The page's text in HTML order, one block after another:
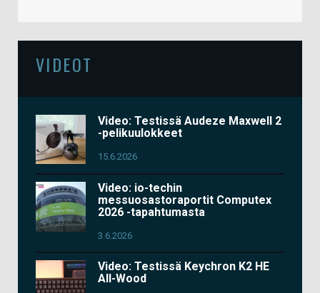
VIDEOT
Video: Testissä Audeze Maxwell 2
-pelikuulokkeet
15.6.2026
Video: io-techin
messuosastoraportit Computex
2026 -tapahtumasta
3.6.2026
Video: Testissä Keychron K2 HE
All-Wood